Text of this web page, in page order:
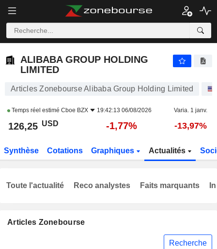
ALIBABA GROUP HOLDING
LIMITED
Articles Zonebourse Alibaba Group Holding Limited
Temps réel estimé Cboe BZX 19:42:13 06/08/2026 Varia. 1 janv.
126,25 USD -1,77% -13,97%
Synthèse Cotations Graphiques Actualités
Articles Zonebourse
Recherche
Toute l'actualité Reco analystes Faits marquants